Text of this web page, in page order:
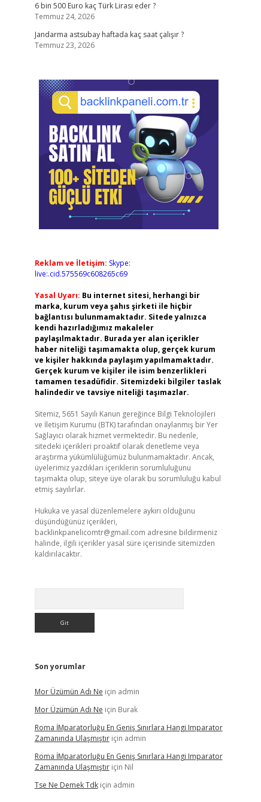
6 bin 500 Euro kaç Türk Lirası eder ?
Temmuz 24, 2026
Jandarma astsubay haftada kaç saat çalışır ?
Temmuz 23, 2026
Reklam ve İletişim: Skype:
live:.cid.575569c608265c69
Yasal Uyarı: Bu internet sitesi, herhangi bir
marka, kurum veya şahıs şirketi ile hiçbir
bağlantısı bulunmamaktadır. Sitede yalnızca
kendi hazırladığımız makaleler
paylaşılmaktadır. Burada yer alan içerikler
haber niteliği taşımamakta olup, gerçek kurum
ve kişiler hakkında paylaşım yapılmamaktadır.
Gerçek kurum ve kişiler ile isim benzerlikleri
tamamen tesadüfidir. Sitemizdeki bilgiler taslak
halindedir ve tavsiye niteliği taşımazlar.
Sitemiz, 5651 Sayılı Kanun gereğince Bilgi Teknolojileri
ve İletişim Kurumu (BTK) tarafından onaylanmış bir Yer
Sağlayıcı olarak hizmet vermektedir. Bu nedenle,
sitedeki içerikleri proaktif olarak denetleme veya
araştırma yükümlülüğümüz bulunmamaktadır. Ancak,
üyelerimiz yazdıkları içeriklerin sorumluluğunu
taşımakta olup, siteye üye olarak bu sorumluluğu kabul
etmiş sayılırlar.
Hukuka ve yasal düzenlemelere aykırı olduğunu
düşündüğünüz içerikleri,
backlinkpanelicomtr@gmail.com adresine bildirmeniz
halinde, ilgili içerikler yasal süre içerisinde sitemizden
kaldırılacaktır.
Son yorumlar
Mor Üzümün Adı Ne için admin
Mor Üzümün Adı Ne için Burak
Roma İMparatorluğu En Geniş Sınırlara Hangi Imparator
Zamanında Ulaşmıştıriçin admin
Roma İMparatorluğu En Geniş Sınırlara Hangi Imparator
Zamanında Ulaşmıştıriçin Nil
Tse Ne Demek Tdkiçin admin